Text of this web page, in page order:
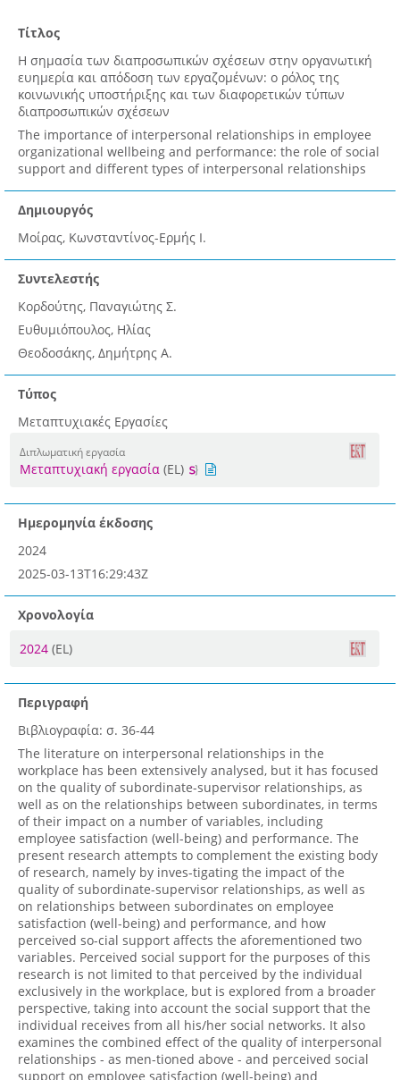
Τίτλος
Η σημασία των διαπροσωπικών σχέσεων στην οργανωτική
ευημερία και απόδοση των εργαζομένων: ο ρόλος της
κοινωνικής υποστήριξης και των διαφορετικών τύπων
διαπροσωπικών σχέσεων
The importance of interpersonal relationships in employee
organizational wellbeing and performance: the role of social
support and different types of interpersonal relationships
Δημιουργός
Μοίρας, Κωνσταντίνος-Ερμής Ι.
Συντελεστής
Κορδούτης, Παναγιώτης Σ.
Ευθυμιόπουλος, Ηλίας
Θεοδοσάκης, Δημήτρης Α.
Τύπος
Μεταπτυχιακές Εργασίες
Διπλωματική εργασία
Μεταπτυχιακή εργασία (EL)
Ημερομηνία έκδοσης
2024
2025-03-13T16:29:43Z
Χρονολογία
2024 (EL)
Περιγραφή
Βιβλιογραφία: σ. 36-44
The literature on interpersonal relationships in the
workplace has been extensively analysed, but it has focused
on the quality of subordinate-supervisor relationships, as
well as on the relationships between subordinates, in terms
of their impact on a number of variables, including
employee satisfaction (well-being) and performance. The
present research attempts to complement the existing body
of research, namely by inves-tigating the impact of the
quality of subordinate-supervisor relationships, as well as
on relationships between subordinates on employee
satisfaction (well-being) and performance, and how
perceived so-cial support affects the aforementioned two
variables. Perceived social support for the purposes of this
research is not limited to that perceived by the individual
exclusively in the workplace, but is explored from a broader
perspective, taking into account the social support that the
individual receives from all his/her social networks. It also
examines the combined effect of the quality of interpersonal
relationships - as men-tioned above - and perceived social
support on employee satisfaction (well-being) and